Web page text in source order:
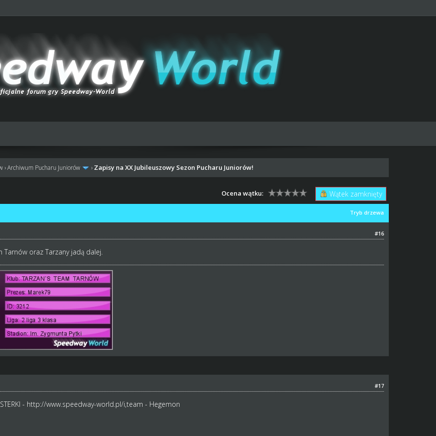
›Archiwum Pucharu Juniorów › Zapisy na XX Jubileuszowy Sezon Pucharu Juniorów!
Wątek zamknięty
Ocena wątku:
Tryb drzewa
#16
Tarnów oraz Tarzany jadą dalej.
#17
- http://www.speedway-world.pl/i,team - Hegemon